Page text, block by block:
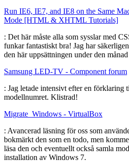
Run IE6, IE7, and IE8 on the Same
Mode [HTML & XHTML Tutorials]
: Det här måste alla som sysslar med
funkar fantastiskt bra! Jag har
den här uppsättningen under den
Samsung LED-TV - Component forum
: Jag letade intensivt efter en förklaring
modellnumret. Klistrad!
Migrate_Windows - VirtualBox
: Avancerad läsning för oss som
bokmärkt den som en todo, men
läsa den och eventuellt också samla
installation av Windows 7.